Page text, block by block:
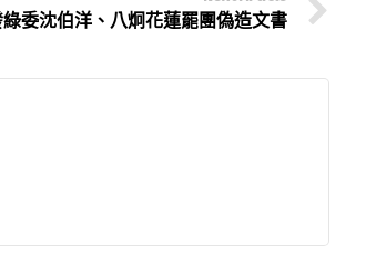
委沈伯洋、八炯花蓮罷團偽造文書